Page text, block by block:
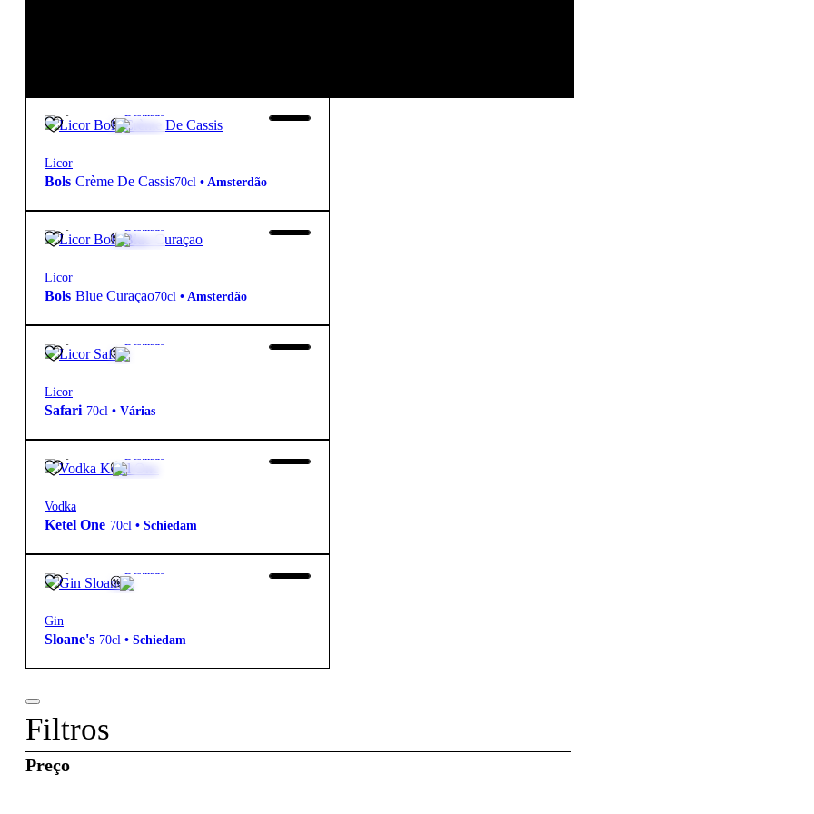
16,75€ Destilado
Licor
Bols Crème De Cassis70cl • Amsterdão
15,85€ Destilado
Licor
Bols Blue Curaçao70cl • Amsterdão
13,95€ Destilado
Licor
Safari 70cl • Várias
35,25€ Destilado
Vodka
Ketel One 70cl • Schiedam
38,50€ Destilado
Gin
Sloane's 70cl • Schiedam
Filtros
Preço